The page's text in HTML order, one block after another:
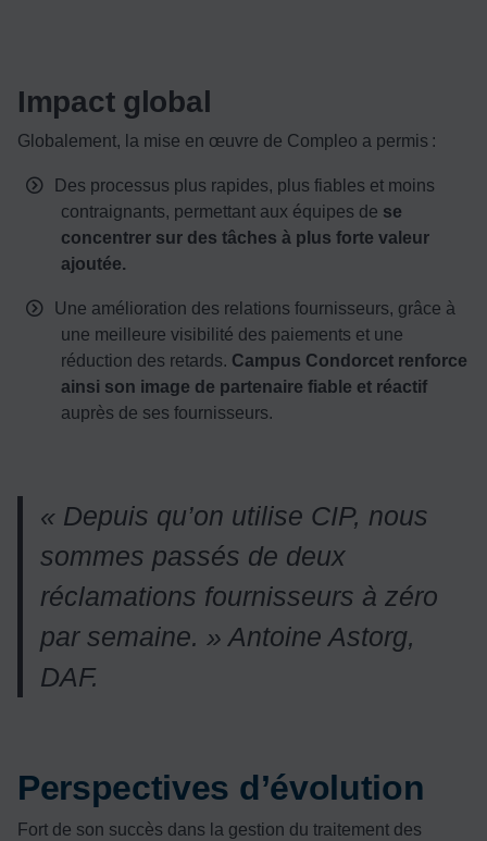
Impact global
Globalement, la mise en œuvre de Compleo a permis :
Des processus plus rapides, plus fiables et moins
contraignants, permettant aux équipes de se
concentrer sur des tâches à plus forte valeur
ajoutée.
Une amélioration des relations fournisseurs, grâce à
une meilleure visibilité des paiements et une
réduction des retards. Campus Condorcet renforce
ainsi son image de partenaire fiable et réactif
auprès de ses fournisseurs.
« Depuis qu’on utilise CIP, nous
sommes passés de deux
réclamations fournisseurs à zéro
par semaine. » Antoine Astorg,
DAF.
Perspectives d’évolution
Fort de son succès dans la gestion du traitement des